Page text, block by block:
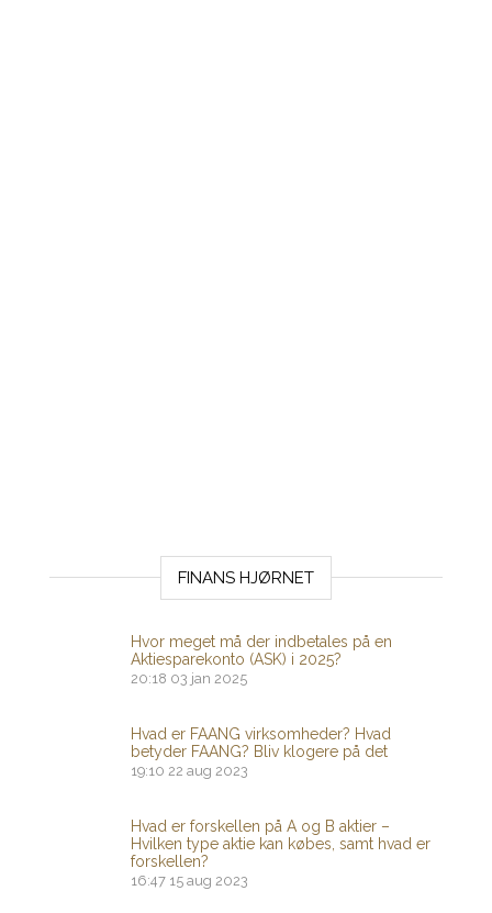
FINANS HJØRNET
Hvor meget må der indbetales på en
Aktiesparekonto (ASK) i 2025?
20:18 03 jan 2025
Hvad er FAANG virksomheder? Hvad
betyder FAANG? Bliv klogere på det
19:10 22 aug 2023
Hvad er forskellen på A og B aktier –
Hvilken type aktie kan købes, samt hvad er
forskellen?
16:47 15 aug 2023